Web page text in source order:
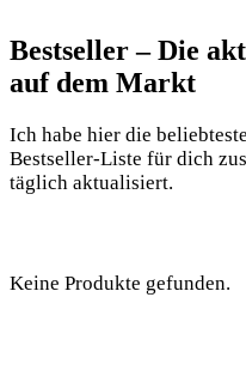
Bestseller – Die
auf dem Markt
Ich habe hier die
Bestseller-Liste für dich
täglich aktualisiert.
Keine Produkte gefunden.